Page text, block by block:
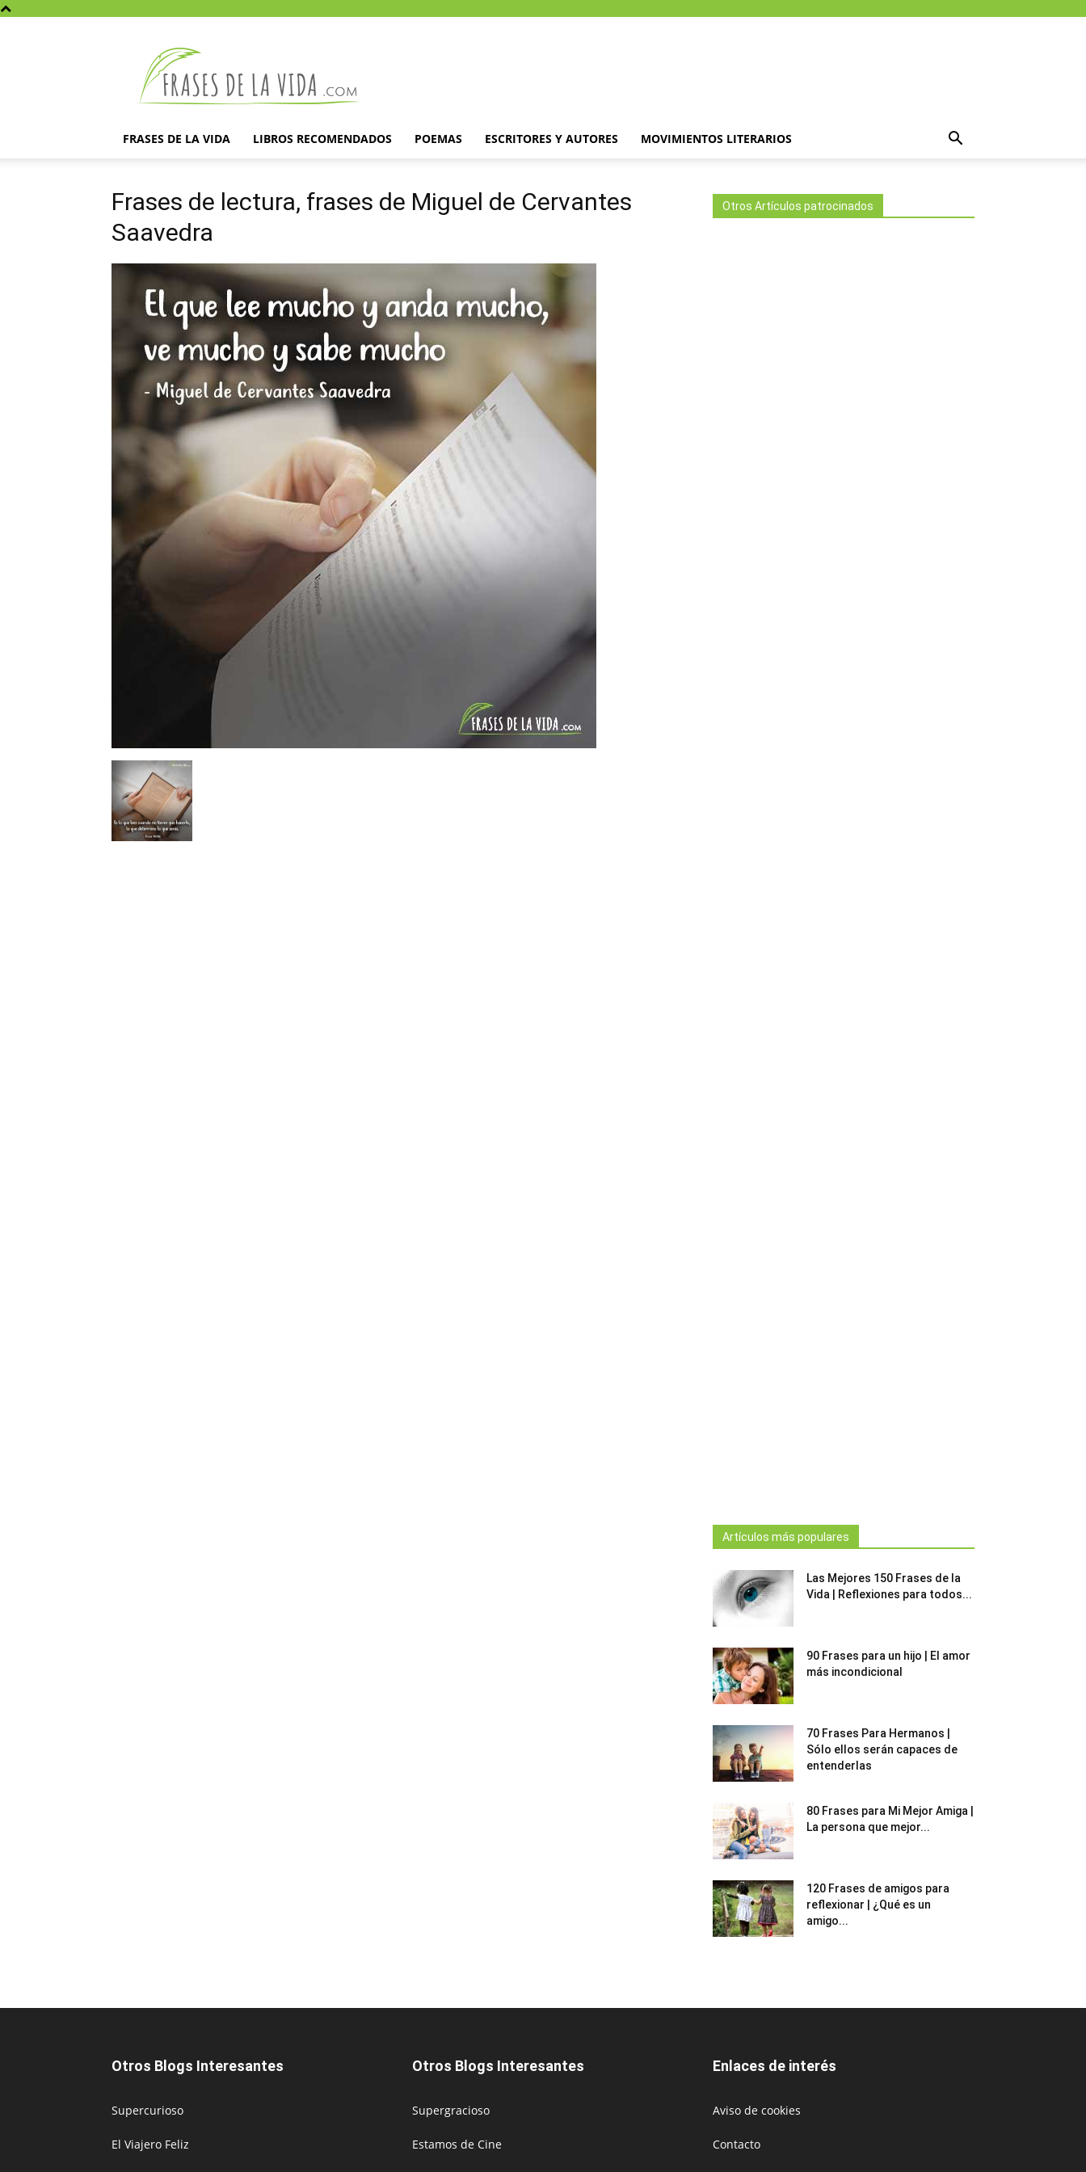
la
vida
FRASES DE LA VIDA LIBROS RECOMENDADOS POEMAS ESCRITORES Y AUTORES MOVIMIENTOS LITERARIOS
Frases de lectura, frases de Miguel de Cervantes
Saavedra
Otros Artículos patrocinados
Artículos más populares
Las Mejores 150 Frases de la
Vida | Reflexiones para todos...
90 Frases para un hijo | El amor
más incondicional
70 Frases Para Hermanos |
Sólo ellos serán capaces de
entenderlas
80 Frases para Mi Mejor Amiga |
La persona que mejor...
120 Frases de amigos para
reflexionar | ¿Qué es un
amigo...
Otros Blogs Interesantes
Supercurioso
El Viajero Feliz
Otros Blogs Interesantes
Supergracioso
Estamos de Cine
Enlaces de interés
Aviso de cookies
Contacto